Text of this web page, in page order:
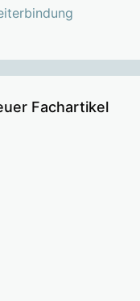
Fachartikel